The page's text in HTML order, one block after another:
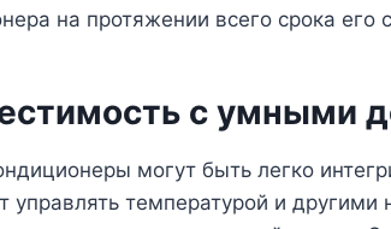
на протяжении всего срока его
с умными
могут быть легко
управлять температурой и